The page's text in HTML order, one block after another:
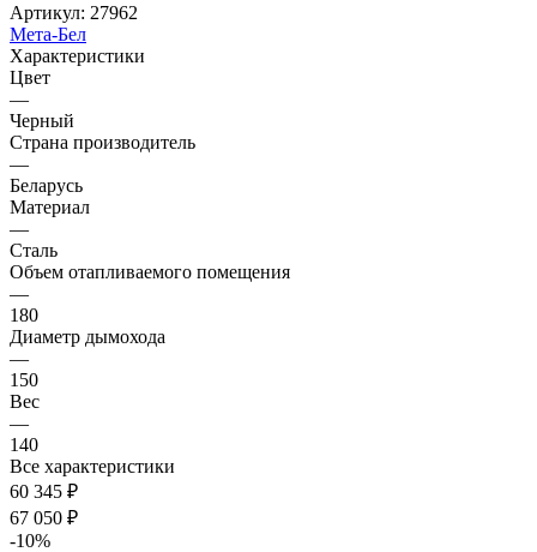
Артикул: 27962
Мета-Бел
Характеристики
Цвет
—
Черный
Страна производитель
—
Беларусь
Материал
—
Сталь
Объем отапливаемого помещения
—
180
Диаметр дымохода
—
150
Вес
—
140
Все характеристики
60 345 ₽
67 050 ₽
-10%